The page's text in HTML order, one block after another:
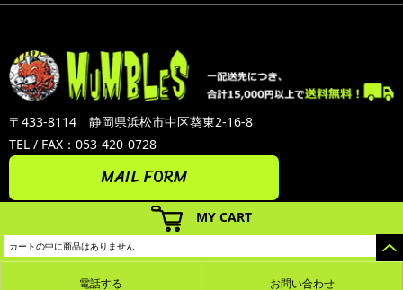
MY CART
カートの中に商品はありません
〒433-8114 静岡県浜松市中区葵東2-16-8
TEL / FAX：053-420-0728
MAIL FORM
電話する お問い合わせ